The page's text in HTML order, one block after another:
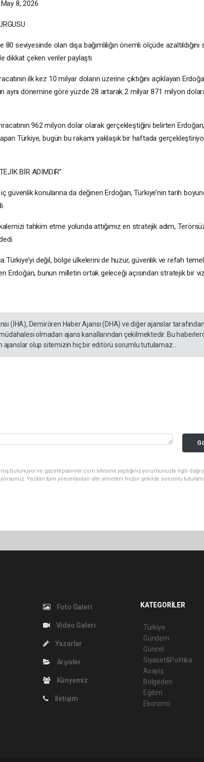
8, 2026
seviyesinde olan dışa bağımlılığın önemli ölçüde azaltıldığını
dikkat çeken veriler paylaştı.
ilk kez 10 milyar doların üzerine çıktığını açıklayan
aynı dönemine göre yüzde 28 artarak 2 milyar 871 milyon dolara
962 milyon dolar olarak gerçekleştiğini belirten Erdoğan,
Türkiye, bugün bu rakamı yaklaşık bir haftada
BİR ADIMDIR”
güvenlik konularına da değinen Erdoğan, Türkiye’nin tarih
tahkim etme yolunda attığımız en stratejik adım,
Türkiye’yi değil, bölge ülkelerini de huzur, güvenlik ve refah
Erdoğan, bunun milletin ortak geleceği açısından stratejik bir
(İHA), Demirören Haber Ajansı (DHA) ve diğer ajanslar
olmadan ajans kanallarından çekilmektedir. Bu
ajanslar olup sitemizin hiç bir editörü sorumlu tutulamaz...
bulunuyor ve gazetepasinler.com sitesine yaptığınız yorumunuzla ilgili
Yazılan tüm yorumlardan site yönetimi hiçbir şekilde sorumlu
Foto Galeri
Video Galeri
Yazarlar
Arşivler
Künyemiz
İletişim
KATEGORİLER
Türkiye
Gündem
Güncel
Siyaset&Politika
Asayiş
Bölgeden
Eğitim
Ekonomi